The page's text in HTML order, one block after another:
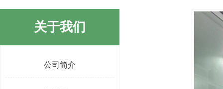
关于我们
公司简介